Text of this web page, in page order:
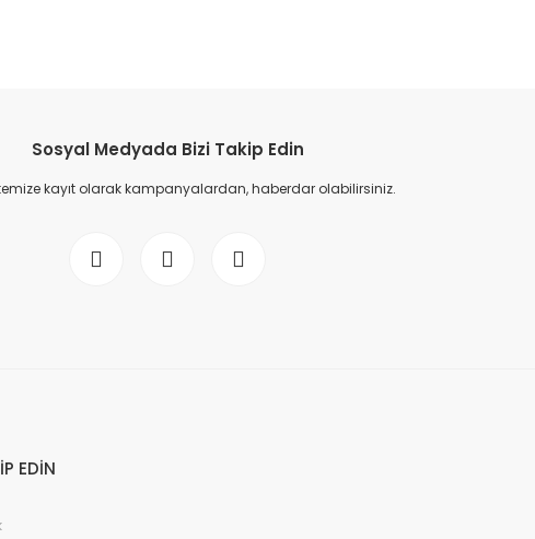
Sosyal Medyada Bizi Takip Edin
kayıt olarak kampanyalardan, haberdar olabilirsiniz.
EDİN